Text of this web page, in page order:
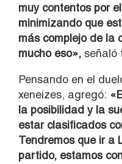
muy contentos por
minimizando que
más complejo de la
mucho eso», señaló
Pensando en el
xeneizes, agregó:
la posibilidad y la
estar clasificados
Tendremos que ir a
partido, estamos